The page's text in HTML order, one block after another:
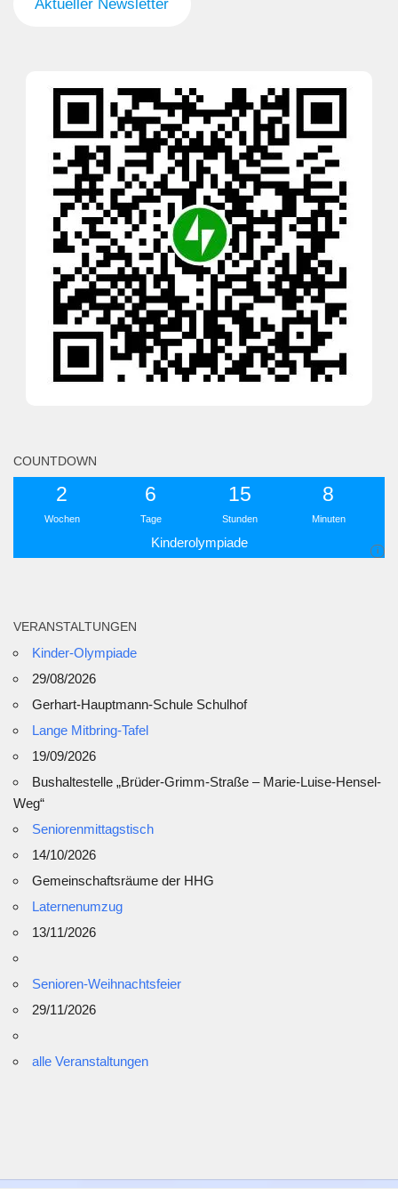
Aktueller Newsletter
COUNTDOWN
2
Wochen
6
Tage
15
Stunden
8
Minuten
Kinderolympiade
i
VERANSTALTUNGEN
Kinder-Olympiade
29/08/2026
Gerhart-Hauptmann-Schule Schulhof
Lange Mitbring-Tafel
19/09/2026
Bushaltestelle „Brüder-Grimm-Straße – Marie-Luise-Hensel-
Weg“
Seniorenmittagstisch
14/10/2026
Gemeinschaftsräume der HHG
Laternenumzug
13/11/2026
Senioren-Weihnachtsfeier
29/11/2026
alle Veranstaltungen